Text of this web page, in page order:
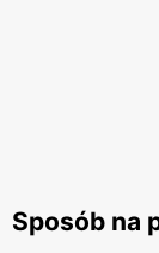
Sposób na